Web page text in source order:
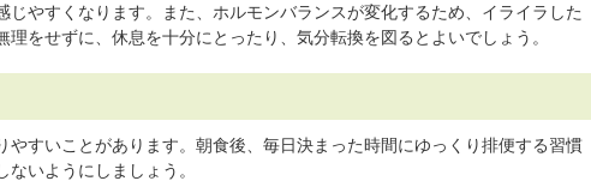
じやすくなります。また、ホルモンバランスが変化するため、イライラした
理をせずに、休息を十分にとったり、気分転換を図るとよいでしょう。
やすいことがあります。朝食後、毎日決まった時間にゆっくり排便する習慣
いようにしましょう。